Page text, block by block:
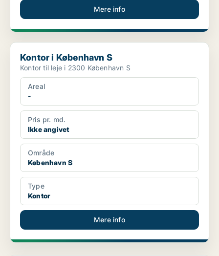
Mere info
Kontor i København S
Kontor i København S
Kontor til leje i 2300 København S
Areal
-
Pris pr. md.
Ikke angivet
Område
København S
Type
Kontor
Mere info